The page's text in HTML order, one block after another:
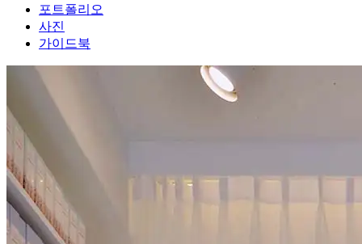
포트폴리오
사진
가이드북